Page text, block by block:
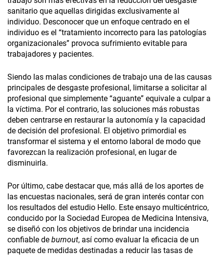
sanitario que aquellas dirigidas exclusivamente al
individuo. Desconocer que un enfoque centrado en el
individuo es el “tratamiento incorrecto para las patologías
organizacionales” provoca sufrimiento evitable para
trabajadores y pacientes.
Siendo las malas condiciones de trabajo una de las causas
principales de desgaste profesional, limitarse a solicitar al
profesional que simplemente “aguante” equivale a culpar a
la víctima. Por el contrario, las soluciones más robustas
deben centrarse en restaurar la autonomía y la capacidad
de decisión del profesional. El objetivo primordial es
transformar el sistema y el entorno laboral de modo que
favorezcan la realización profesional, en lugar de
disminuirla.
Por último, cabe destacar que, más allá de los aportes de
las encuestas nacionales, será de gran interés contar con
los resultados del estudio Hello. Este ensayo multicéntrico,
conducido por la Sociedad Europea de Medicina Intensiva,
se diseñó con los objetivos de brindar una incidencia
confiable de burnout, así como evaluar la eficacia de un
paquete de medidas destinadas a reducir las tasas de